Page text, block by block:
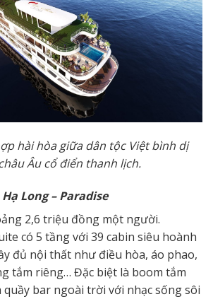
hài hòa giữa dân tộc Việt bình dị
Âu cổ điển thanh lịch.
Hạ Long – Paradise
2,6 triệu đồng một người.
có 5 tầng với 39 cabin siêu hoành
đủ nội thất như điều hòa, áo phao,
tắm riêng… Đặc biệt là boom tắm
quầy bar ngoài trời với nhạc sống sôi